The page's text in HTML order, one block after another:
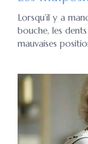
Lorsqu’il y a
bouche, les
mauvaises